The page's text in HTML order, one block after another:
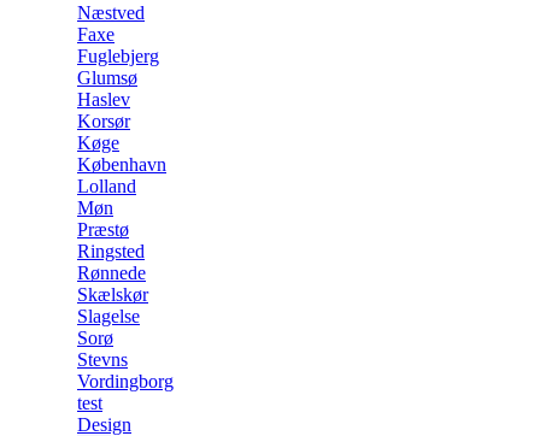
Næstved
Faxe
Fuglebjerg
Glumsø
Haslev
Korsør
Køge
København
Lolland
Møn
Præstø
Ringsted
Rønnede
Skælskør
Slagelse
Sorø
Stevns
Vordingborg
test
Design